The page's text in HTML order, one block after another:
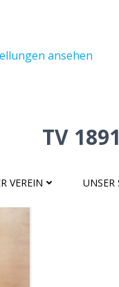
ansehen
TV
VEREIN UNSER